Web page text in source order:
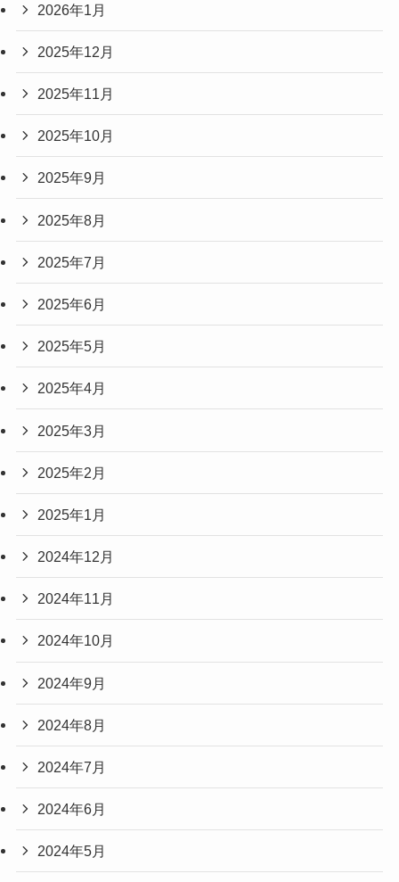
2026年1月
2025年12月
2025年11月
2025年10月
2025年9月
2025年8月
2025年7月
2025年6月
2025年5月
2025年4月
2025年3月
2025年2月
2025年1月
2024年12月
2024年11月
2024年10月
2024年9月
2024年8月
2024年7月
2024年6月
2024年5月